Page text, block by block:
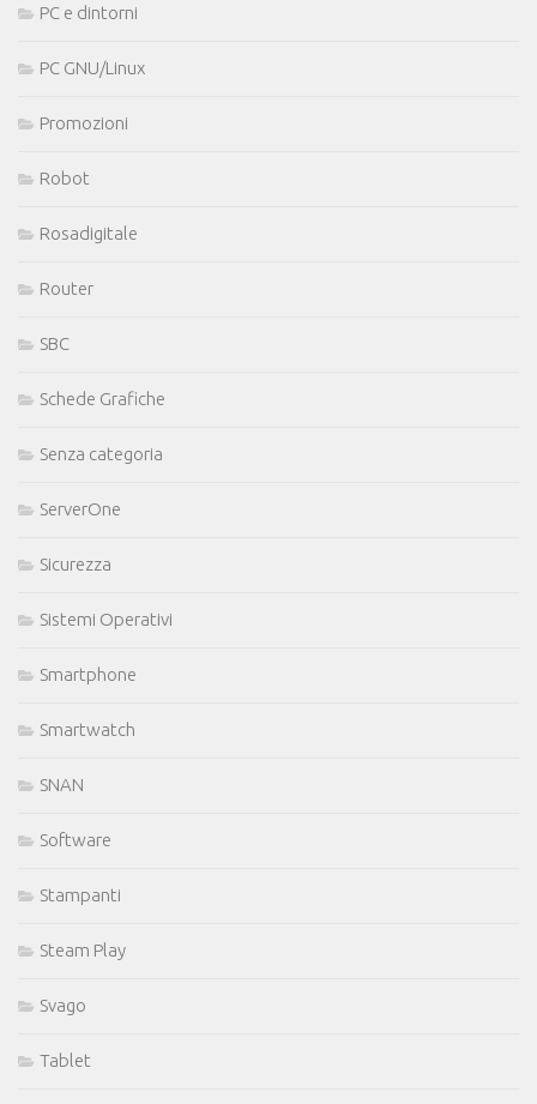
PC e dintorni
PC GNU/Linux
Promozioni
Robot
Rosadigitale
Router
SBC
Schede Grafiche
Senza categoria
ServerOne
Sicurezza
Sistemi Operativi
Smartphone
Smartwatch
SNAN
Software
Stampanti
Steam Play
Svago
Tablet